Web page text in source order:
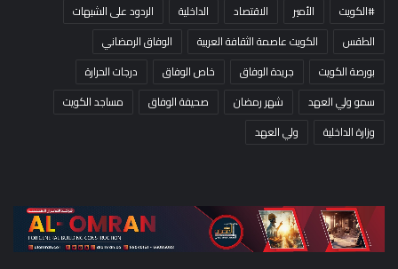
#الكويت الأمير الاقتصاد الداخلية
الردود على الشبهات
الطقس
الكويت عاصمة الثقافة العربية
الوفاق الرمضاني
بورصة الكويت
جريدة الوفاق خاص الوفاق
درجات الحرارة
سمو ولي العهد
شهر رمضان صحيفة الوفاق
مساجد الكويت
وزارة الداخلية
ولي العهد